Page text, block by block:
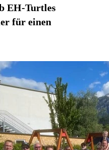
EH-Turtles
für einen